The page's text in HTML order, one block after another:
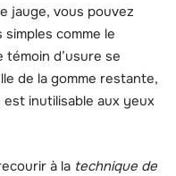
jauge, vous pouvez
comme le
témoin d’usure se
de la gomme restante,
inutilisable aux yeux
à la technique de